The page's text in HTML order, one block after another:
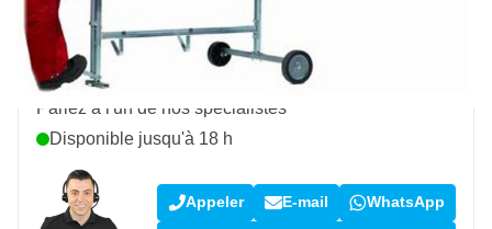
Avis des clients:
(5 188 critiques)
Une question sur ce produit ?
Parlez à l'un de nos spécialistes
Disponible jusqu'à 18 h
Appeler E-mail WhatsApp